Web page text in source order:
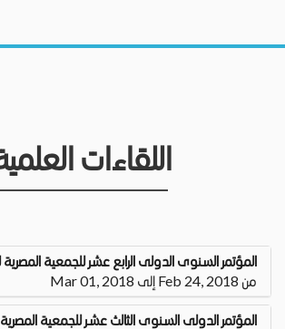
اللقاءات
المؤتمر السنوى الدولى الرابع عشر للجمعية المصرية
من Feb 24, 2018 إلى Mar 01, 2018
المؤتمر الدولى السنوى الثالث عشـر للجمعية